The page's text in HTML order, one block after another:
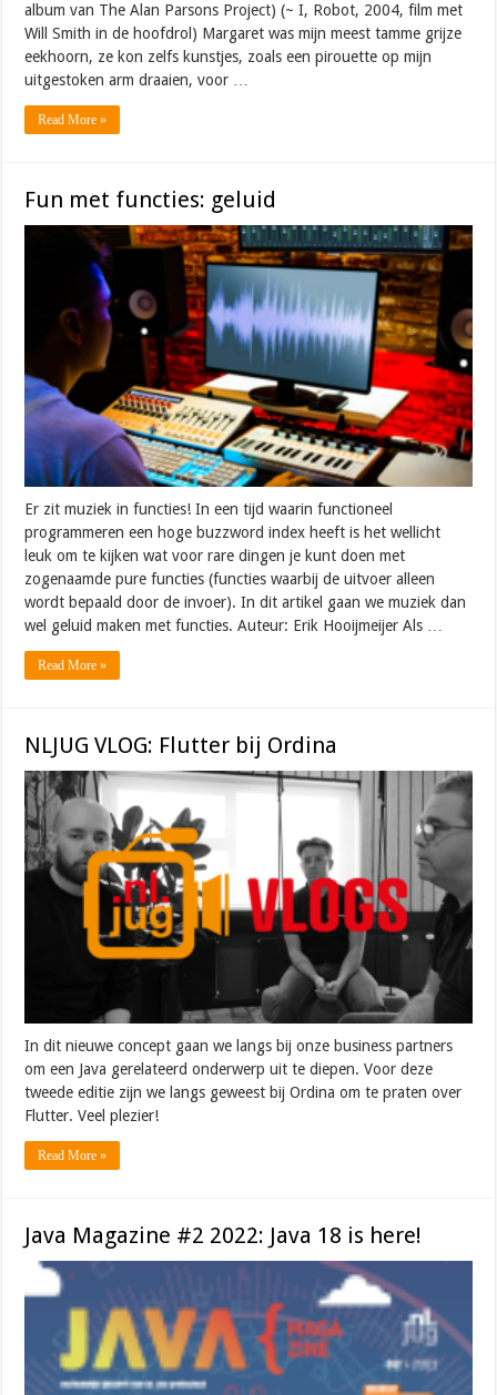
album van The Alan Parsons Project) (~ I, Robot, 2004, film met
Will Smith in de hoofdrol) Margaret was mijn meest tamme grijze
eekhoorn, ze kon zelfs kunstjes, zoals een pirouette op mijn
uitgestoken arm draaien, voor …
Read More »
Fun met functies: geluid
Er zit muziek in functies! In een tijd waarin functioneel
programmeren een hoge buzzword index heeft is het wellicht
leuk om te kijken wat voor rare dingen je kunt doen met
zogenaamde pure functies (functies waarbij de uitvoer alleen
wordt bepaald door de invoer). In dit artikel gaan we muziek dan
wel geluid maken met functies. Auteur: Erik Hooijmeijer Als …
Read More »
NLJUG VLOG: Flutter bij Ordina
In dit nieuwe concept gaan we langs bij onze business partners
om een Java gerelateerd onderwerp uit te diepen. Voor deze
tweede editie zijn we langs geweest bij Ordina om te praten over
Flutter. Veel plezier!
Read More »
Java Magazine #2 2022: Java 18 is here!